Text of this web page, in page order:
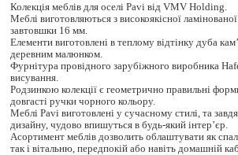
Колекція меблів для оселі Pavi від VMV Holding.
Меблі виготовляються з високоякісної
завтовшки 16 мм.
Елементи виготовлені в теплому відтінку дуба
деревним малюнком.
Фурнітура провідного зарубіжного виробника
висування.
Родзинкою колекції є геометрично правильні
довгасті ручки чорного кольору.
Меблі Pavi виготовлені у сучасному стилі, та
дизайну, чудово впишуться в будь-який інтер’єр.
Асортимент меблів дозволить облаштувати як
так і вітальню, передпокій або навіть домашній